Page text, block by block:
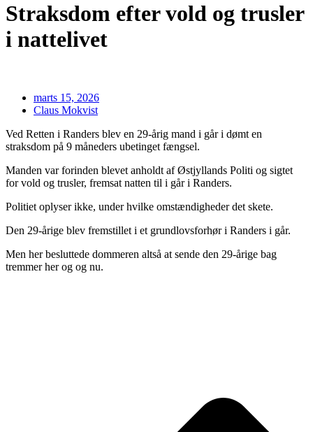
Straksdom efter vold og trusler
i nattelivet
marts 15, 2026
Claus Mokvist
Ved Retten i Randers blev en 29-årig mand i går i dømt en
straksdom på 9 måneders ubetinget fængsel.
Manden var forinden blevet anholdt af Østjyllands Politi og sigtet
for vold og trusler, fremsat natten til i går i Randers.
Politiet oplyser ikke, under hvilke omstændigheder det skete.
Den 29-årige blev fremstillet i et grundlovsforhør i Randers i går.
Men her besluttede dommeren altså at sende den 29-årige bag
tremmer her og og nu.